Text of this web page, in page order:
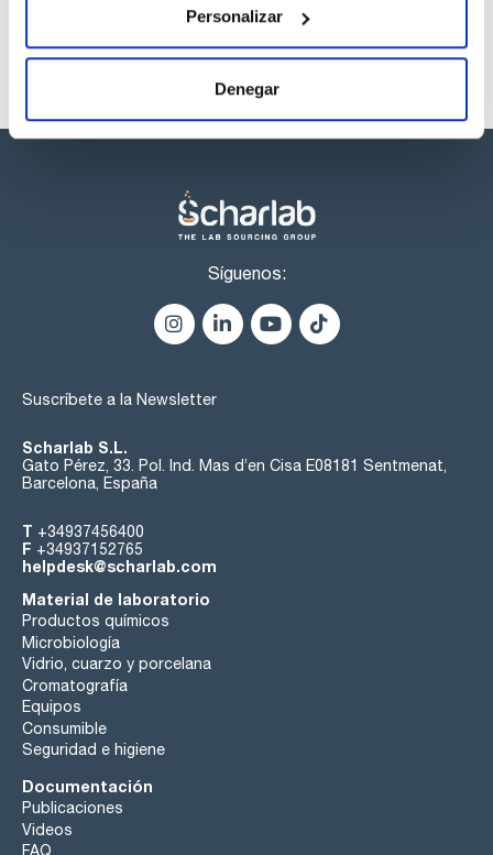
Personalizar
Denegar
Síguenos:
Suscríbete a la Newsletter
Scharlab S.L.
Gato Pérez, 33. Pol. Ind. Mas d’en Cisa E08181 Sentmenat,
Barcelona, España
T +34937456400
F +34937152765
helpdesk@scharlab.com
Material de laboratorio
Productos químicos
Microbiología
Vidrio, cuarzo y porcelana
Cromatografía
Equipos
Consumible
Seguridad e higiene
Documentación
Publicaciones
Videos
FAQ